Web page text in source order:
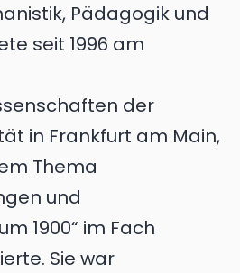
Pädagogik und
seit 1996 am
der
in Frankfurt am Main,
Thema
und
1900“ im Fach
Sie war